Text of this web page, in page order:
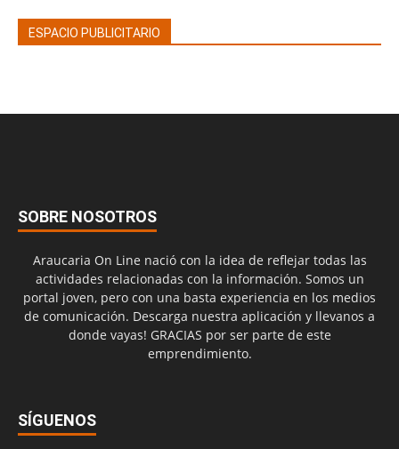
ESPACIO PUBLICITARIO
SOBRE NOSOTROS
Araucaria On Line nació con la idea de reflejar todas las
actividades relacionadas con la información. Somos un
portal joven, pero con una basta experiencia en los medios
de comunicación. Descarga nuestra aplicación y llevanos a
donde vayas! GRACIAS por ser parte de este
emprendimiento.
SÍGUENOS